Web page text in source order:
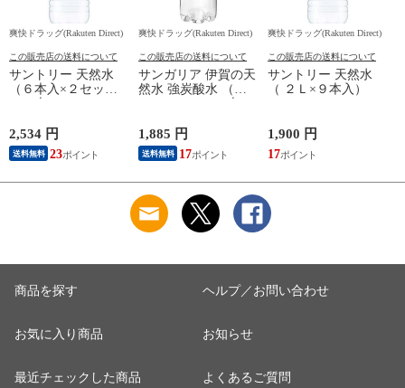
爽快ドラッグ(Rakuten Direct)
この販売店の送料について
サントリー 天然水
（６本入×２セット
2,534 円
送料無料 23
爽快ドラッグ(Rakuten Direct)
この販売店の送料について
サンガリア 伊賀の天
然水 強炭酸水 （５
1,885 円
送料無料 17
爽快ドラッグ(Rakuten Direct)
この販売店の送料について
サントリー 天然水
（ ２Ｌ×９本入）
1,900 円
17
商品を探す
お気に入り商品
最近チェックした商品
ヘルプ／お問い合わせ
お知らせ
よくあるご質問